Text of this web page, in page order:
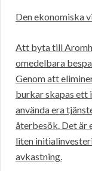
Den ekonomiska
Att byta till
omedelbara
Genom att
burkar skapas
använda era
återbesök. Det är
liten
avkastning.